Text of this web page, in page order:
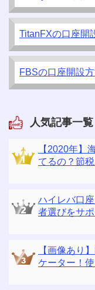
TitanFXの口座開
FBSの口座開設
人気記事一覧
【2020年】
てるの？節
ハイレバ口
者選びをサ
【画像あり
ケーター！